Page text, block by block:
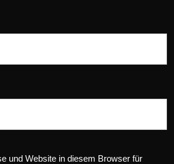
und Website in diesem Browser für